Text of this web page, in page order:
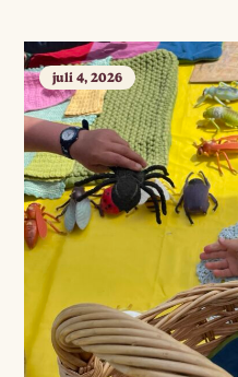
juli 4, 2026